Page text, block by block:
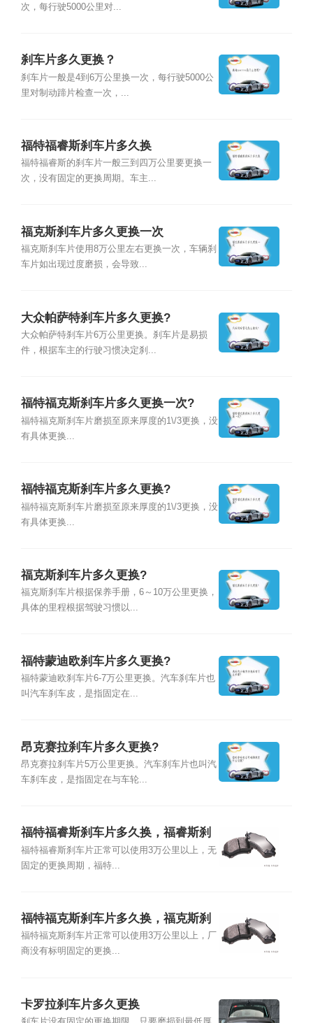
次，每行驶5000公里对...
刹车片多久更换？
刹车片一般是4到6万公里换一次，每行驶5000公
里对制动蹄片检查一次，...
福特福睿斯刹车片多久换
福特福睿斯的刹车片一般三到四万公里要更换一
次，没有固定的更换周期。车主...
福克斯刹车片多久更换一次
福克斯刹车片使用8万公里左右更换一次，车辆刹
车片如出现过度磨损，会导致...
大众帕萨特刹车片多久更换?
大众帕萨特刹车片6万公里更换。刹车片是易损
件，根据车主的行驶习惯决定刹...
福特福克斯刹车片多久更换一次?
福特福克斯刹车片磨损至原来厚度的1\/3更换，没
有具体更换...
福特福克斯刹车片多久更换?
福特福克斯刹车片磨损至原来厚度的1\/3更换，没
有具体更换...
福克斯刹车片多久更换?
福克斯刹车片根据保养手册，6～10万公里更换，
具体的里程根据驾驶习惯以...
福特蒙迪欧刹车片多久更换?
福特蒙迪欧刹车片6-7万公里更换。汽车刹车片也
叫汽车刹车皮，是指固定在...
昂克赛拉刹车片多久更换?
昂克赛拉刹车片5万公里更换。汽车刹车片也叫汽
车刹车皮，是指固定在与车轮...
福特福睿斯刹车片多久换，福睿斯刹
车片品牌型号及更换教程
福特福睿斯刹车片正常可以使用3万公里以上，无
固定的更换周期，福特...
福特福克斯刹车片多久换，福克斯刹
车片品牌型号及更换教程
福特福克斯刹车片正常可以使用3万公里以上，厂
商没有标明固定的更换...
卡罗拉刹车片多久更换